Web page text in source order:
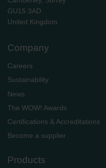
GU15 3AD
​​​​​​​United Kingdom
Company
Careers
Sustainability
News
The WOW! Awards
Certifications & Accreditations
Become a supplier
Products